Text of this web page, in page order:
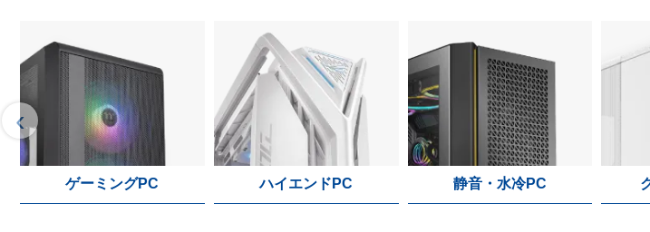
ゲーミングPC ハイエンドPC 静音・水冷PC
‹